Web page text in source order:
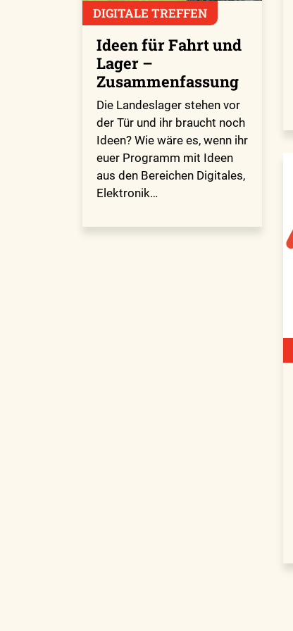
DIGITALE TREFFEN
Ideen für Fahrt und
Lager –
Zusammenfassung
Die Landeslager stehen vor
der Tür und ihr braucht noch
Ideen? Wie wäre es, wenn ihr
euer Programm mit Ideen
aus den Bereichen Digitales,
Elektronik…